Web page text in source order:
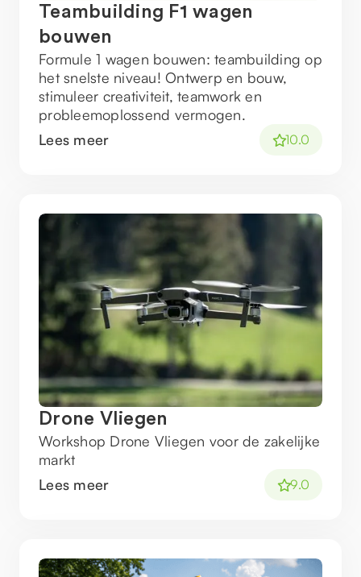
Teambuilding F1 wagen
bouwen
Formule 1 wagen bouwen: teambuilding op
het snelste niveau! Ontwerp en bouw,
stimuleer creativiteit, teamwork en
probleemoplossend vermogen.
Lees meer
10.0
Drone Vliegen
Workshop Drone Vliegen voor de zakelijke
markt
Lees meer
9.0